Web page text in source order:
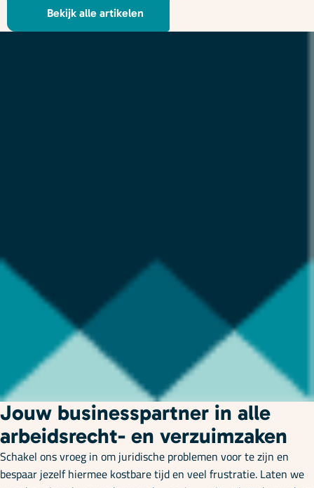
Bekijk alle artikelen
Jouw businesspartner in alle
arbeidsrecht- en verzuimzaken
Schakel ons vroeg in om juridische problemen voor te zijn en
bespaar jezelf hiermee kostbare tijd en veel frustratie. Laten we